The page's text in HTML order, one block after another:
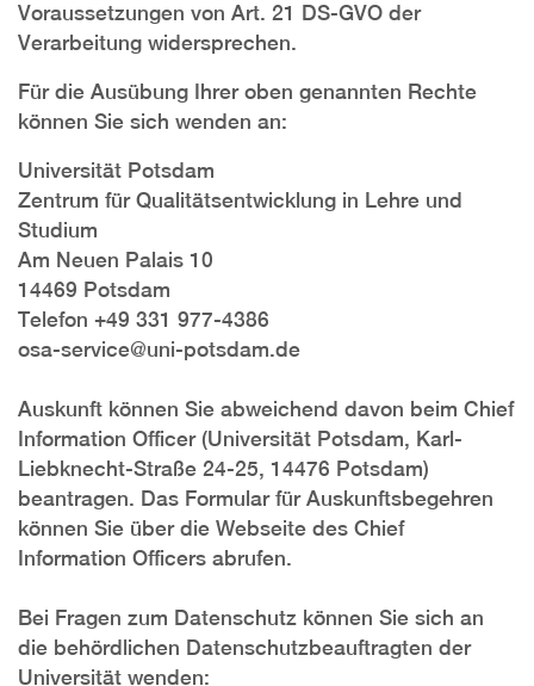
Voraussetzungen von Art. 21 DS-GVO der
Verarbeitung widersprechen.
Für die Ausübung Ihrer oben genannten Rechte
können Sie sich wenden an:
Universität Potsdam
Zentrum für Qualitätsentwicklung in Lehre und
Studium
Am Neuen Palais 10
14469 Potsdam
Telefon +49 331 977-4386
osa-service@uni-potsdam.de
Auskunft können Sie abweichend davon beim Chief
Information Officer (Universität Potsdam, Karl-
Liebknecht-Straße 24-25, 14476 Potsdam)
beantragen. Das Formular für Auskunftsbegehren
können Sie über die Webseite des Chief
Information Officers abrufen.
Bei Fragen zum Datenschutz können Sie sich an
die behördlichen Datenschutzbeauftragten der
Universität wenden: